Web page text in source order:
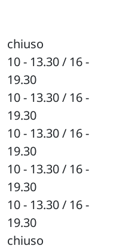
chiuso
10 - 13.30 / 16 -
19.30
10 - 13.30 / 16 -
19.30
10 - 13.30 / 16 -
19.30
10 - 13.30 / 16 -
19.30
10 - 13.30 / 16 -
19.30
chiuso